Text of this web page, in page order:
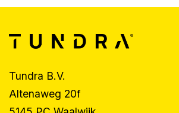
Tundra B.V.
Altenaweg 20f